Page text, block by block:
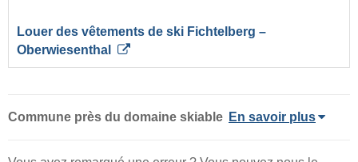
Louer des vêtements de ski Fichtelberg –
Oberwiesenthal
Commune près du domaine skiable En savoir plus